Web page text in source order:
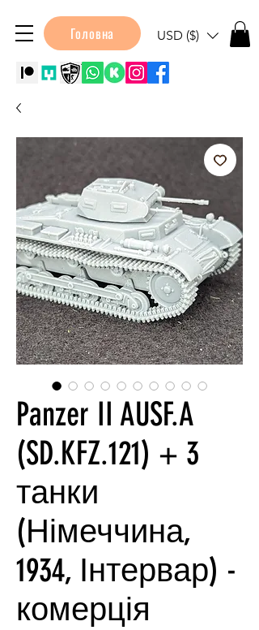
Головна USD ($)
Panzer II AUSF.A
(SD.KFZ.121) + 3
танки
(Німеччина,
1934, Інтервар) -
комерція